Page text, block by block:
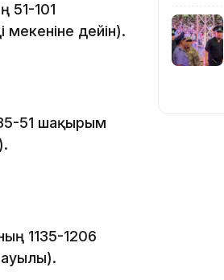
51-101
дейін).
51 шақырым
1135-1206